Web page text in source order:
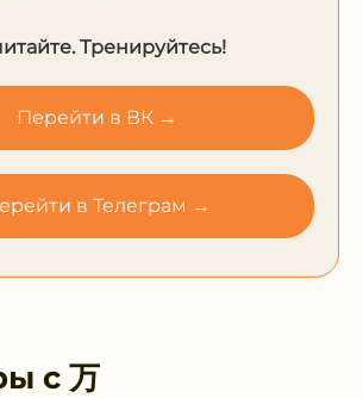
Тренируйтесь!
Перейти в ВК →
в Телеграм →
с 万